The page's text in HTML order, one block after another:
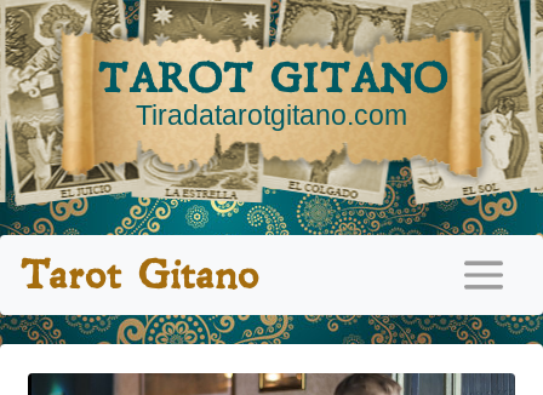
TAROT GITANO
Tiradatarotgitano.com
Tarot Gitano